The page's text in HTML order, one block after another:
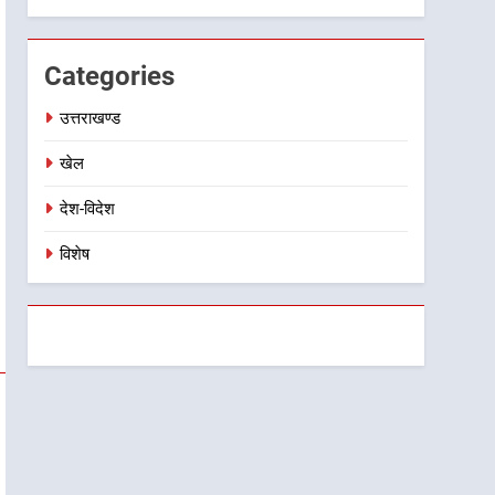
किया निरीक्षण; समयबद्ध एवं
गुणवत्तापूर्ण निर्माण सुनिश्चित करने
Categories
उत्तराखण्ड
खेल
देश-विदेश
विशेष